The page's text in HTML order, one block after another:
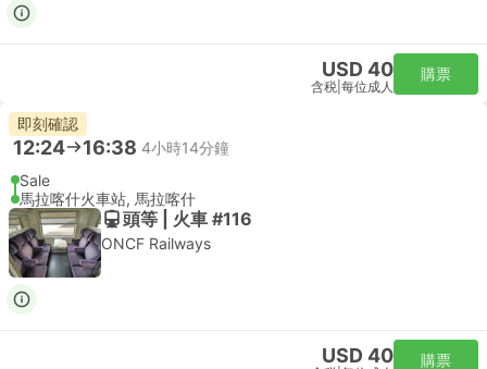
USD 40
含税 每位成人
購票
即刻確認
12:24 16:38 4小時14分鐘
Sale
馬拉喀什火車站, 馬拉喀什
頭等 | 火車 #116
ONCF Railways
USD 40 購票